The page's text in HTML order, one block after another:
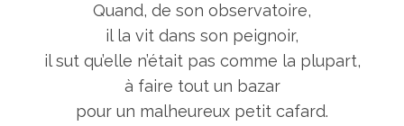
Quand, de son observatoire,
il la vit dans son peignoir,
il sut qu’elle n’était pas comme la plupart,
à faire tout un bazar
pour un malheureux petit cafard.